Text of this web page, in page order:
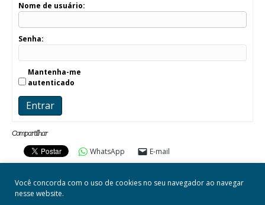
Nome de usuário:
Senha:
Mantenha-me
autenticado
Entrar
Compartilhar
WhatsApp E-mail
Você concorda com o uso de cookies no seu navegador ao navegar
nesse website.